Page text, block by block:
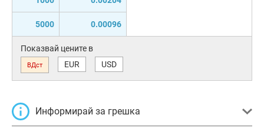
5000 0.00096
Показвай цените в
ВДст EUR USD
Информирай за грешка